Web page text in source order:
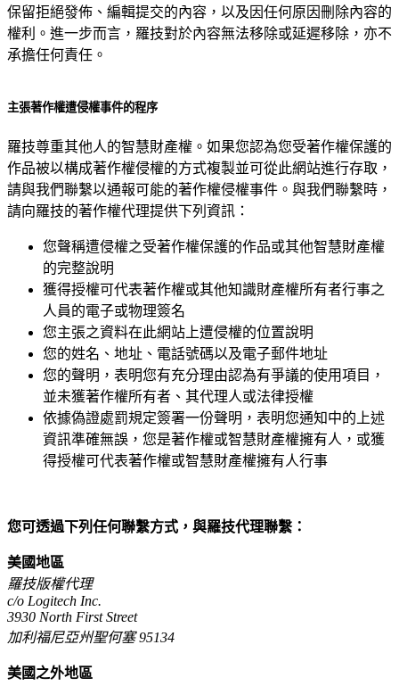
保留拒絕發佈、編輯提交的內容，以及因任何原因刪除內容的
權利。進一步而言，羅技對於內容無法移除或延遲移除，亦不
承擔任何責任。
主張著作權遭侵權事件的程序
羅技尊重其他人的智慧財產權。如果您認為您受著作權保護的
作品被以構成著作權侵權的方式複製並可從此網站進行存取，
請與我們聯繫以通報可能的著作權侵權事件。與我們聯繫時，
請向羅技的著作權代理提供下列資訊：
您聲稱遭侵權之受著作權保護的作品或其他智慧財產權
的完整說明
獲得授權可代表著作權或其他知識財產權所有者行事之
人員的電子或物理簽名
您主張之資料在此網站上遭侵權的位置說明
您的姓名、地址、電話號碼以及電子郵件地址
您的聲明，表明您有充分理由認為有爭議的使用項目，
並未獲著作權所有者、其代理人或法律授權
依據偽證處罰規定簽署一份聲明，表明您通知中的上述
資訊準確無誤，您是著作權或智慧財產權擁有人，或獲
得授權可代表著作權或智慧財產權擁有人行事
您可透過下列任何聯繫方式，與羅技代理聯繫：
美國地區
羅技版權代理
c/o Logitech Inc.
3930 North First Street
加利福尼亞州聖何塞 95134
美國之外地區